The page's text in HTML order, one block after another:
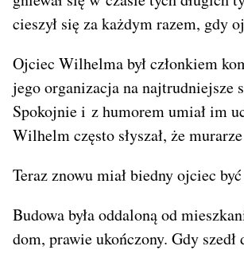
cieszył się za każdym razem, gdy
Ojciec Wilhelma był członkiem
jego organizacja na najtrudniejsze
Spokojnie i z humorem umiał im
Wilhelm często słyszał, że
Teraz znowu miał biedny ojciec
Budowa była oddaloną od
dom, prawie ukończony. Gdy